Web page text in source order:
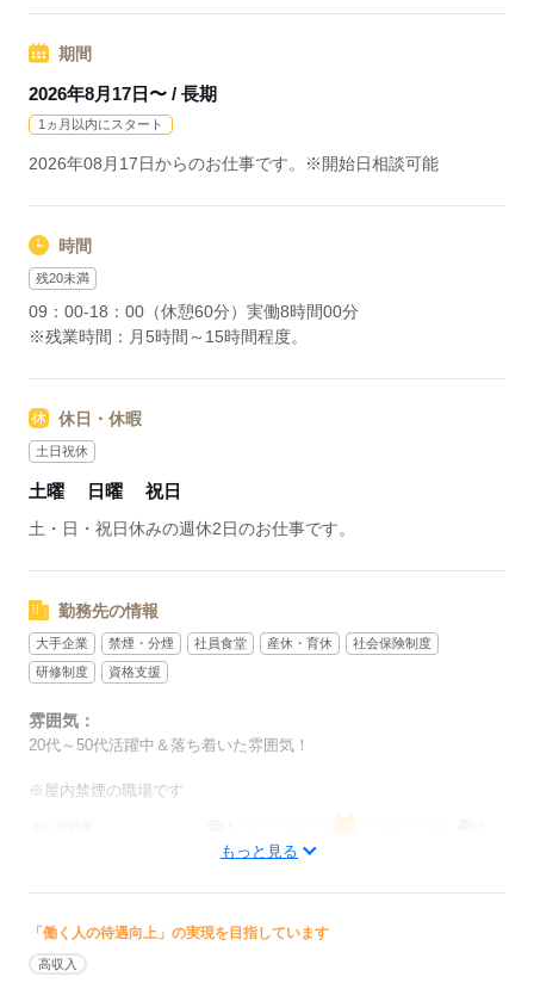
期間
2026年8月17日〜 / 長期
1ヵ月以内にスタート
2026年08月17日からのお仕事です。※開始日相談可能
時間
残20未満
09：00-18：00（休憩60分）実働8時間00分
※残業時間：月5時間～15時間程度。
休日・休暇
土日祝休
土曜 日曜 祝日
土・日・祝日休みの週休2日のお仕事です。
勤務先の情報
大手企業 禁煙・分煙 社員食堂 産休・育休
社会保険制度
研修制度
資格支援
雰囲気：
20代～50代活躍中＆落ち着いた雰囲気！
※屋内禁煙の職場です
もっと見る
「働く人の待遇向上」の実現を目指しています
高収入